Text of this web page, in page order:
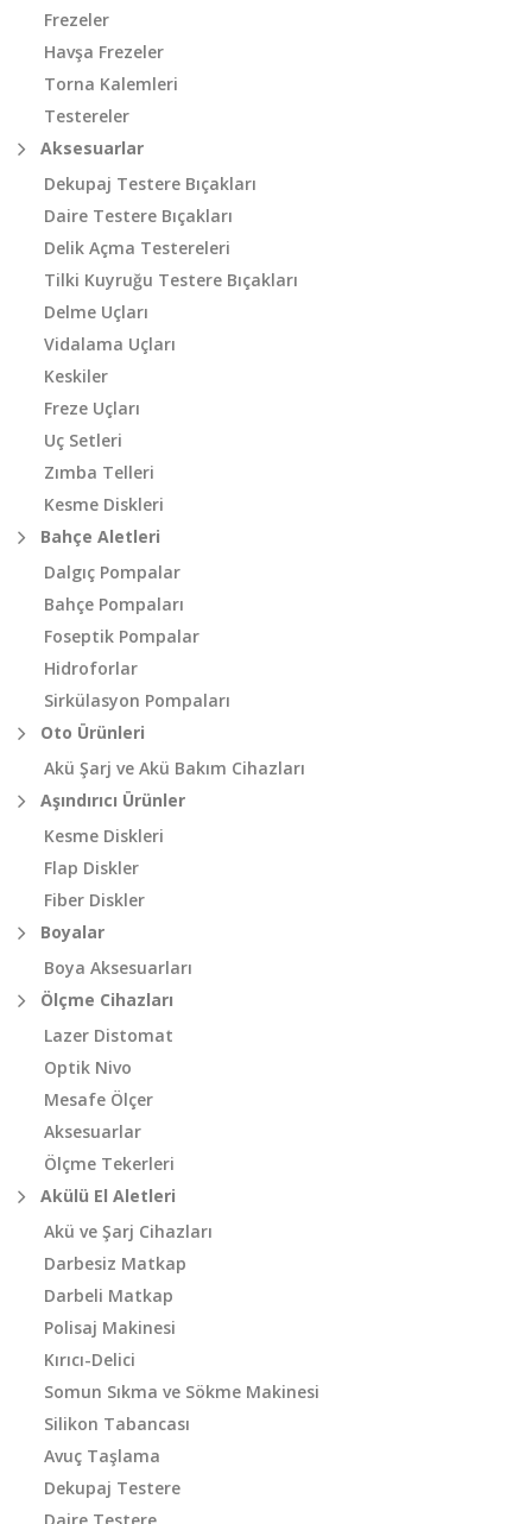
Frezeler
Havşa Frezeler
Torna Kalemleri
Testereler
Aksesuarlar
Dekupaj Testere Bıçakları
Daire Testere Bıçakları
Delik Açma Testereleri
Tilki Kuyruğu Testere Bıçakları
Delme Uçları
Vidalama Uçları
Keskiler
Freze Uçları
Uç Setleri
Zımba Telleri
Kesme Diskleri
Bahçe Aletleri
Dalgıç Pompalar
Bahçe Pompaları
Foseptik Pompalar
Hidroforlar
Sirkülasyon Pompaları
Oto Ürünleri
Akü Şarj ve Akü Bakım Cihazları
Aşındırıcı Ürünler
Kesme Diskleri
Flap Diskler
Fiber Diskler
Boyalar
Boya Aksesuarları
Ölçme Cihazları
Lazer Distomat
Optik Nivo
Mesafe Ölçer
Aksesuarlar
Ölçme Tekerleri
Akülü El Aletleri
Akü ve Şarj Cihazları
Darbesiz Matkap
Darbeli Matkap
Polisaj Makinesi
Kırıcı-Delici
Somun Sıkma ve Sökme Makinesi
Silikon Tabancası
Avuç Taşlama
Dekupaj Testere